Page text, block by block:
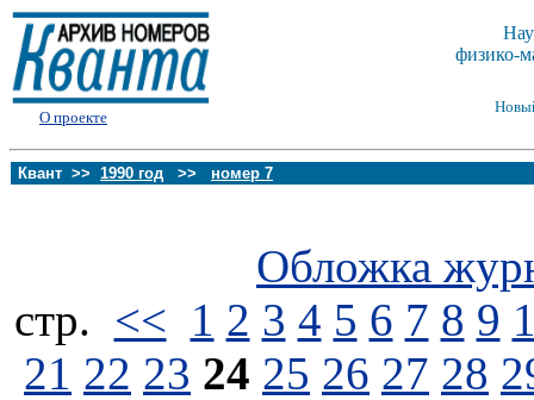
О проекте
физико-
Квант >> 1990 год >> номер 7
Обложка
стp. << 1 2 3 4 5 6 7 8 9
21 22 23 24 25 26 27 28